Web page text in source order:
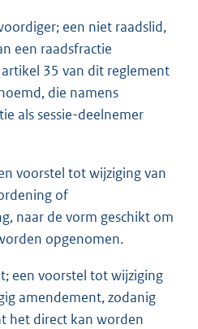
een niet raadslid,
een raadsfractie
35 van dit reglement
die namens
als sessie-deelnemer
voorstel tot wijziging van
of
naar de vorm geschikt om
opgenomen.
een voorstel tot wijziging
amendement, zodanig
het direct kan worden